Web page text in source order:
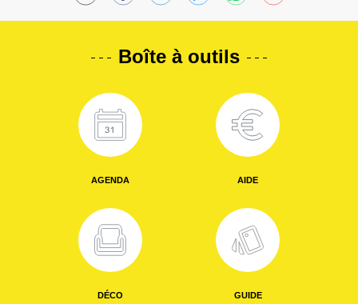
Boîte à outils
AGENDA AIDE
DÉCO GUIDE